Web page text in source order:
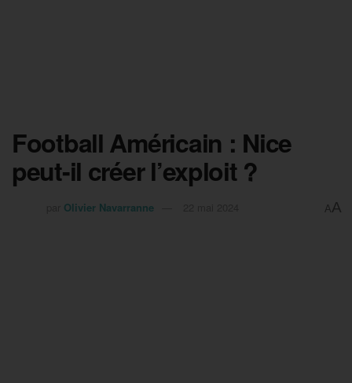
Football Américain : Nice
peut-il créer l’exploit ?
Olivier Navarranne AA